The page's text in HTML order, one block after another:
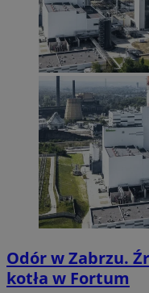
Odór w Zabrzu.
kotła w Fortum